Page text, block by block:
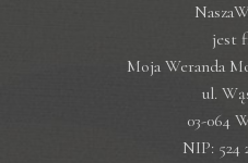
jest
Moja Weranda
ul.
03-064
NIP: 524